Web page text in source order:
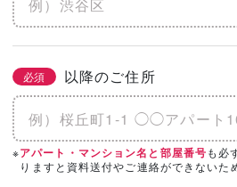
必須 以降のご住所
※アパート・マンション名と部屋番号も必
りますと資料送付やご連絡ができないた